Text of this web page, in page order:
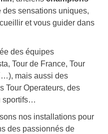
des sensations uniques,
et vous guider dans
des équipes
Tour de France, Tour
mais aussi des
Tour Operateurs, des
sportifs…
nos installations pour
des passionnés de